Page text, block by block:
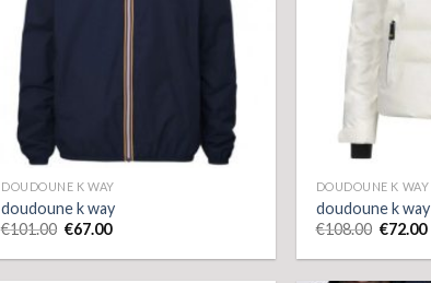
DOUDOUNE K WAY
doudoune k way
€101.00 €67.00
DOUDOUNE K WAY
doudoune k way
€108.00 €72.00